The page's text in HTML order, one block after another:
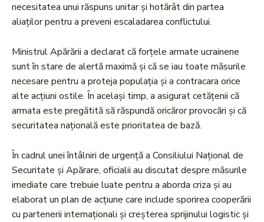
necesitatea unui răspuns unitar și hotărât din partea
aliaților pentru a preveni escaladarea conflictului.
Ministrul Apărării a declarat că forțele armate ucrainene
sunt în stare de alertă maximă și că se iau toate măsurile
necesare pentru a proteja populația și a contracara orice
alte acțiuni ostile. În același timp, a asigurat cetățenii că
armata este pregătită să răspundă oricăror provocări și că
securitatea națională este prioritatea de bază.
În cadrul unei întâlniri de urgență a Consiliului Național de
Securitate și Apărare, oficialii au discutat despre măsurile
imediate care trebuie luate pentru a aborda criza și au
elaborat un plan de acțiune care include sporirea cooperării
cu partenerii internaționali și creșterea sprijinului logistic și